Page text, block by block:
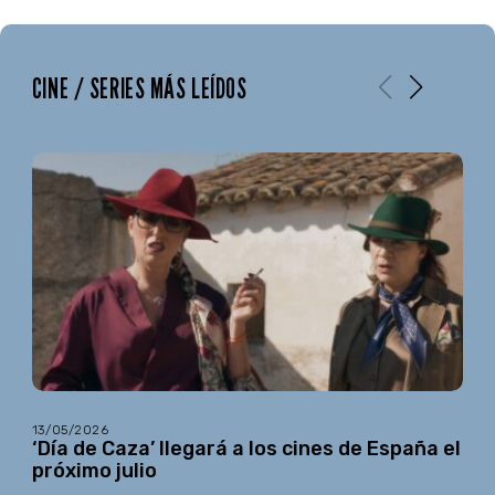
CINE / SERIES MÁS LEÍDOS
13/05/2026
‘Día de Caza’ llegará a los cines de España el
próximo julio